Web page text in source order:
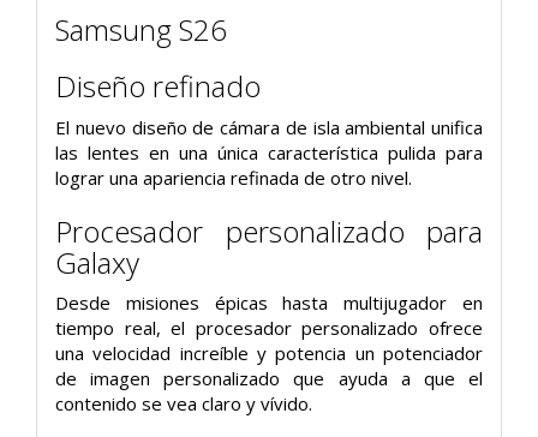
Samsung S26
Diseño refinado
El nuevo diseño de cámara de isla ambiental unifica
las lentes en una única característica pulida para
lograr una apariencia refinada de otro nivel.
Procesador personalizado para
Galaxy
Desde misiones épicas hasta multijugador en
tiempo real, el procesador personalizado ofrece
una velocidad increíble y potencia un potenciador
de imagen personalizado que ayuda a que el
contenido se vea claro y vívido.